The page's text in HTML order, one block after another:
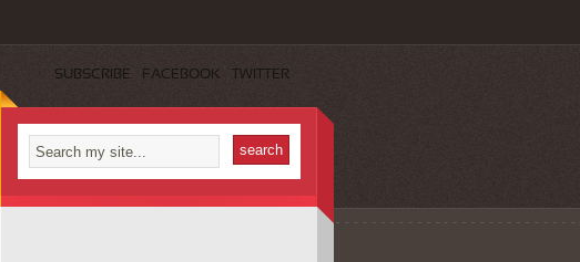
SUBSCRIBE FACEBOOK TWITTER